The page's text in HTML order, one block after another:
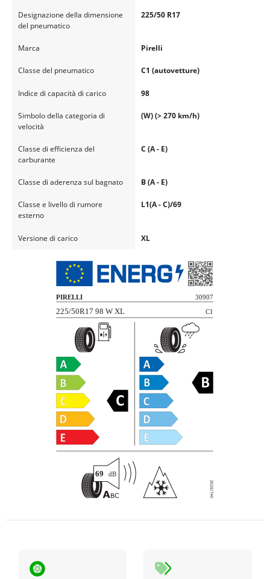
Designazione della dimensione
del pneumatico
225/50 R17
Marca Pirelli
Classe del pneumatico C1 (autovetture)
Indice di capacità di carico 98
Simbolo della categoria di
velocità
(W) (> 270 km/h)
Classe di efficienza del
carburante
C (A - E)
Classe di aderenza sul bagnato B (A - E)
Classe e livello di rumore
esterno
L1(A - C)/69
Versione di carico XL